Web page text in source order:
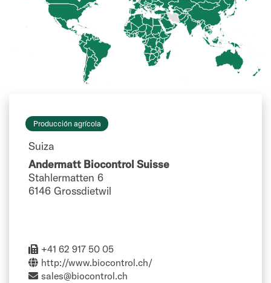
Producción agrícola
Suiza
Andermatt Biocontrol Suisse
Stahlermatten 6
6146 Grossdietwil
+41 62 917 50 05
http://www.biocontrol.ch/
sales@biocontrol.ch